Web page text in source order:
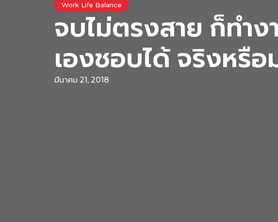
Work Life Balance
จบไม่ตรงสาย ก็ทำง
เองชอบได้ จริงหรือ
มีนาคม 21, 2018